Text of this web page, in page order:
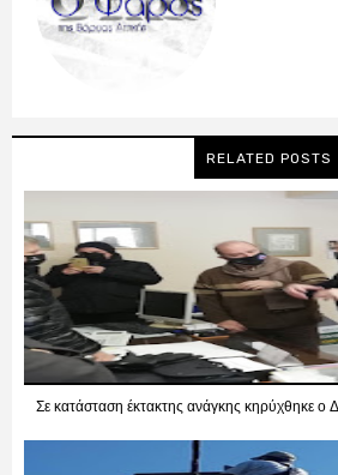
RELATED POSTS
Σε κατάσταση έκτακτης ανάγκης κηρύχθηκε ο